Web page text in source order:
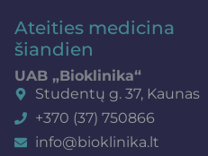
Ateities medicina
šiandien
UAB „Bioklinika“
Studentų g. 37, Kaunas
+370 (37) 750866
info@bioklinika.lt